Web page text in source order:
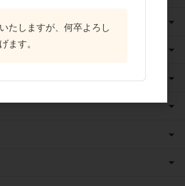
たしますが、何卒よろし
ます。